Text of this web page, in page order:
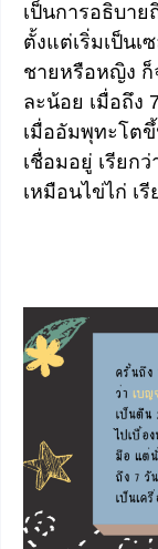
เป็นการอธิบา
ตั้งแต่เริ่มเป็นเ
ชายหรือหญิง ก็
ละน้อย เมื่อถึง
เมื่ออัมพุทะโต
เชื่อมอยู่ เรียก
เหมือนไข่ไก่ เ